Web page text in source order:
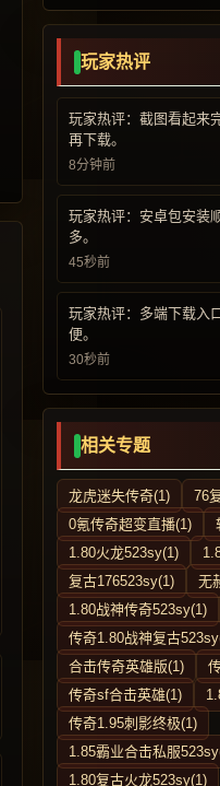
玩家热评
玩家热评：截图看起来
再下载。
8分钟前
玩家热评：安卓包安装
多。
45秒前
玩家热评：多端下载入
便。
30秒前
相关专题
龙虎迷失传奇(1)
76
0氪传奇超变直播(1)
1.80火龙523sy(1)
复古176523sy(1)
无
1.80战神传奇523sy(1)
传奇1.80战神复古
合击传奇英雄版(1)
传奇sf合击英雄(1)
传奇1.95刺影终极(1)
1.85霸业合击私服
1.80复古火龙523sy(1)